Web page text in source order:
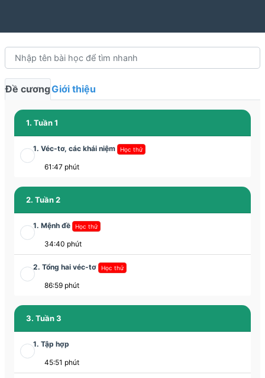
Đề cươngGiới thiệu
1. Tuần 1
1. Véc-tơ, các khái niệm Học thử
61:47 phút
2. Tuần 2
1. Mệnh đề Học thử
34:40 phút
2. Tổng hai véc-tơ Học thử
86:59 phút
3. Tuần 3
1. Tập hợp
45:51 phút